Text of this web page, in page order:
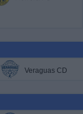
Veraguas CD